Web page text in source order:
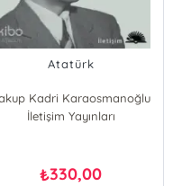
Atatürk
Kadri Karaosmanoğlu
İletişim Yayınları
₺330,00